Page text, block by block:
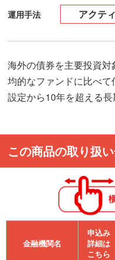
運用手法 アクテ
海外の債券を主要投資
均的なファンドに比べて
設定から10年を超える長
この商品の取り扱
金融機関名
申込み
詳細は
こちら